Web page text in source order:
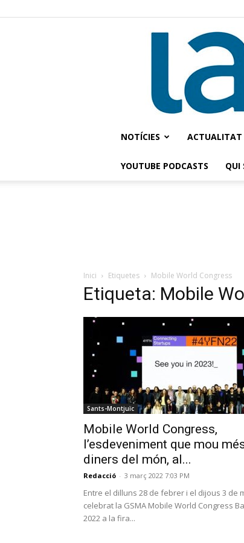
NOTÍCIES ACTUALITAT
YOUTUBE PODCASTS QUI
Inici Etiquetes Mobile World Congress
Etiqueta: Mobile
Sants-Montjuïc
Mobile World Congress,
l’esdeveniment que mou
diners del món, al...
Redacció - 3 març 2022 7:03 PM
Entre el dilluns 28 de febrer i el dijous 3 de
celebrat la GSMA Mobile World Congress
2022 a la fira...